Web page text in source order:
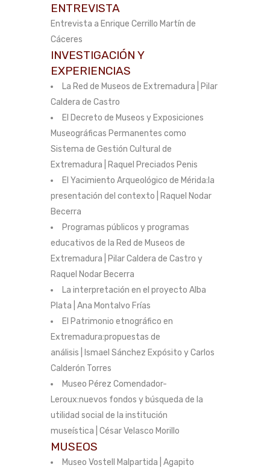
ENTREVISTA
Entrevista a Enrique Cerrillo Martín de
Cáceres
INVESTIGACIÓN Y
EXPERIENCIAS
La Red de Museos de Extremadura | Pilar
Caldera de Castro
El Decreto de Museos y Exposiciones
Museográficas Permanentes como
Sistema de Gestión Cultural de
Extremadura | Raquel Preciados Penis
El Yacimiento Arqueológico de Mérida:la
presentación del contexto | Raquel Nodar
Becerra
Programas públicos y programas
educativos de la Red de Museos de
Extremadura | Pilar Caldera de Castro y
Raquel Nodar Becerra
La interpretación en el proyecto Alba
Plata | Ana Montalvo Frías
El Patrimonio etnográfico en
Extremadura:propuestas de
análisis | Ismael Sánchez Expósito y Carlos
Calderón Torres
Museo Pérez Comendador-
Leroux:nuevos fondos y búsqueda de la
utilidad social de la institución
museística | César Velasco Morillo
MUSEOS
Museo Vostell Malpartida | Agapito